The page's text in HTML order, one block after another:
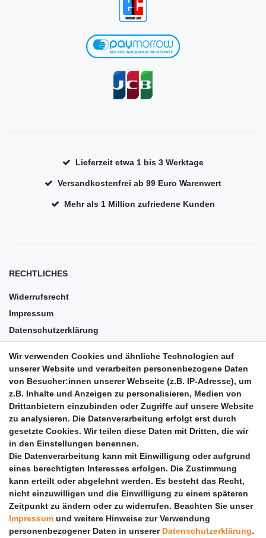
Lieferzeit etwa 1 bis 3 Werktage
Versandkostenfrei ab 99 Euro Warenwert
Mehr als 1 Million zufriedene Kunden
RECHTLICHES
Widerrufsrecht
Impressum
Datenschutzerklärung
Barrierefreiheit
Anleitungen
Vertrag widerrufen
PARTNER
DHL
GLS
PaketPLUS
SPONSORING
Wir verwenden Cookies und ähnliche Technologien auf
unserer Website und verarbeiten personenbezogene Daten
von Besucher:innen unserer Webseite (z.B. IP-Adresse), um
z.B. Inhalte und Anzeigen zu personalisieren, Medien von
Drittanbietern einzubinden oder Zugriffe auf unsere Website
zu analysieren. Die Datenverarbeitung erfolgt erst durch
gesetzte Cookies. Wir teilen diese Daten mit Dritten, die wir
in den Einstellungen benennen.
Die Datenverarbeitung kann mit Einwilligung oder aufgrund
eines berechtigten Interesses erfolgen. Die Zustimmung
kann erteilt oder abgelehnt werden. Es besteht das Recht,
nicht einzuwilligen und die Einwilligung zu einem späteren
Zeitpunkt zu ändern oder zu widerrufen. Beachten Sie unser
Impressum und weitere Hinweise zur Verwendung
personenbezogener Daten in unserer Daten­schutz­erklärung.